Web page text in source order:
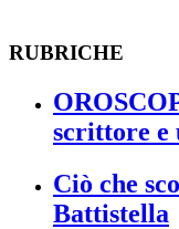
RUBRICHE
scrittore e
Ciò che
Battistella